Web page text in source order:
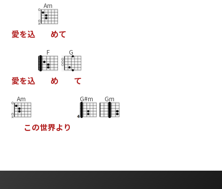
愛を込
Am
めて
愛を込
F
め
G
て
Am
この世界よ り
G#m Gm